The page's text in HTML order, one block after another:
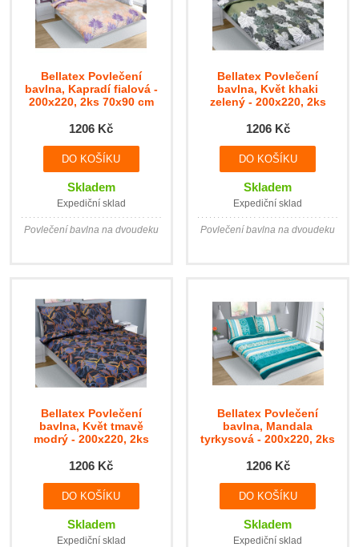
Bellatex Povlečení
bavlna, Kapradí fialová -
200x220, 2ks 70x90 cm
1206 Kč
Skladem
Expediční sklad
Povlečení bavlna na dvoudeku
Bellatex Povlečení
bavlna, Květ khaki
zelený - 200x220, 2ks
1206 Kč
Skladem
Expediční sklad
Povlečení bavlna na dvoudeku
Bellatex Povlečení
bavlna, Květ tmavě
modrý - 200x220, 2ks
1206 Kč
Skladem
Expediční sklad
Bellatex Povlečení
bavlna, Mandala
tyrkysová - 200x220, 2ks
1206 Kč
Skladem
Expediční sklad